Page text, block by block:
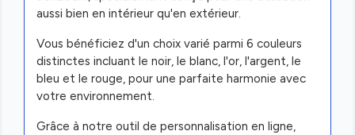
aussi bien en intérieur qu'en extérieur.
Vous bénéficiez d'un choix varié parmi 6 couleurs
distinctes incluant le noir, le blanc, l'or, l'argent, le
bleu et le rouge, pour une parfaite harmonie avec
votre environnement.
Grâce à notre outil de personnalisation en ligne,